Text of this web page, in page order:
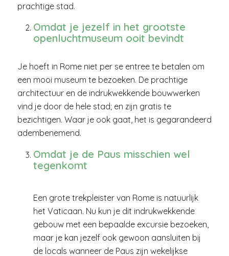
prachtige stad.
Omdat je jezelf in het grootste
openluchtmuseum ooit bevindt
Je hoeft in Rome niet per se entree te betalen om
een mooi museum te bezoeken. De prachtige
architectuur en de indrukwekkende bouwwerken
vind je door de hele stad; en zijn gratis te
bezichtigen. Waar je ook gaat, het is gegarandeerd
adembenemend.
Omdat je de Paus misschien wel
tegenkomt
Een grote trekpleister van Rome is natuurlijk
het Vaticaan. Nu kun je dit indrukwekkende
gebouw met een bepaalde excursiebezoeken,
maar je kan jezelf ook gewoon aansluiten bij
de locals wanneer de Paus zijn wekelijkse